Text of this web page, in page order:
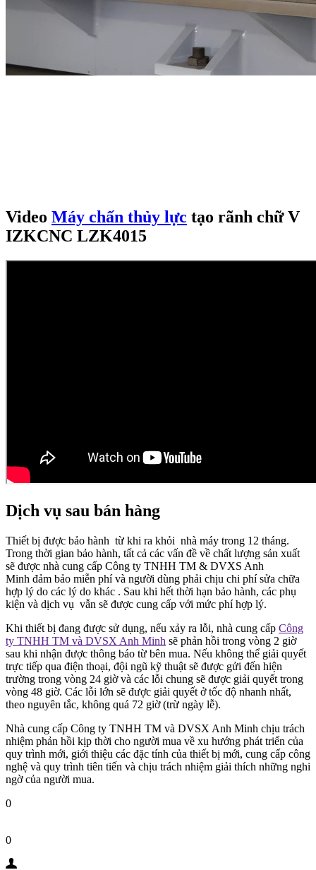
Video Máy chấn thủy lực tạo rãnh chữ V
IZKCNC LZK4015
Dịch vụ sau bán hàng
Thiết bị được bảo hành từ khi ra khỏi nhà máy trong 12 tháng.
Trong thời gian bảo hành, tất cả các vấn đề về chất lượng sản xuất
sẽ được nhà cung cấp Công ty TNHH TM & DVXS Anh
Minh đảm bảo miễn phí và người dùng phải chịu chi phí sửa chữa
hợp lý do các lý do khác . Sau khi hết thời hạn bảo hành, các phụ
kiện và dịch vụ vẫn sẽ được cung cấp với mức phí hợp lý.
Khi thiết bị đang được sử dụng, nếu xảy ra lỗi, nhà cung cấp Công
ty TNHH TM và DVSX Anh Minh sẽ phản hồi trong vòng 2 giờ
sau khi nhận được thông báo từ bên mua. Nếu không thể giải quyết
trực tiếp qua điện thoại, đội ngũ kỹ thuật sẽ được gửi đến hiện
trường trong vòng 24 giờ và các lỗi chung sẽ được giải quyết trong
vòng 48 giờ. Các lỗi lớn sẽ được giải quyết ở tốc độ nhanh nhất,
theo nguyên tắc, không quá 72 giờ (trừ ngày lễ).
Nhà cung cấp Công ty TNHH TM và DVSX Anh Minh chịu trách
nhiệm phản hồi kịp thời cho người mua về xu hướng phát triển của
quy trình mới, giới thiệu các đặc tính của thiết bị mới, cung cấp công
nghệ và quy trình tiên tiến và chịu trách nhiệm giải thích những nghi
ngờ của người mua.
0
0